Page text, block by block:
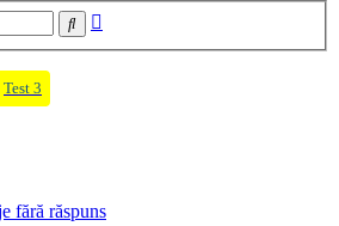
Căutare
tab)a new tab)
Test 3
fără răspuns